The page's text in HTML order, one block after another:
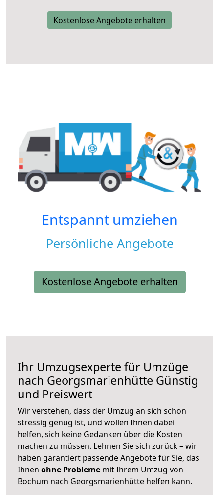
Kostenlose Angebote erhalten
Entspannt umziehen
Persönliche Angebote
Kostenlose Angebote erhalten
Ihr Umzugsexperte für Umzüge
nach Georgsmarienhütte Günstig
und Preiswert
Wir verstehen, dass der Umzug an sich schon
stressig genug ist, und wollen Ihnen dabei
helfen, sich keine Gedanken über die Kosten
machen zu müssen. Lehnen Sie sich zurück – wir
haben garantiert passende Angebote für Sie, das
Ihnen ohne Probleme mit Ihrem Umzug von
Bochum nach Georgsmarienhütte helfen kann.